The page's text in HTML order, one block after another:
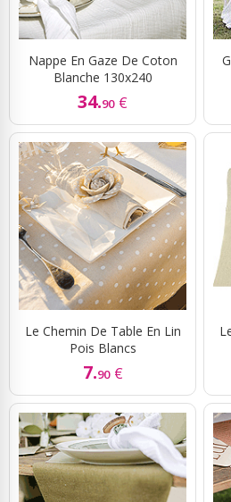
Nappe En Gaze De Coton
Blanche 130x240
34.90 €
Le Chemin De Table En Lin
Pois Blancs
7.90 €